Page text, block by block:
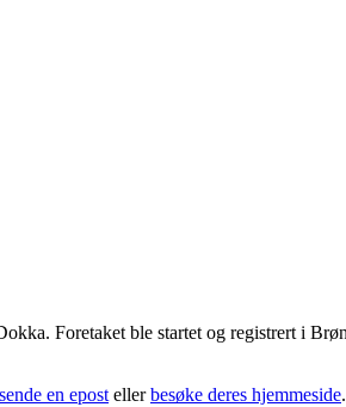
. Foretaket ble startet og registrert i
sende en epost ellerbesøke deres hjemmeside